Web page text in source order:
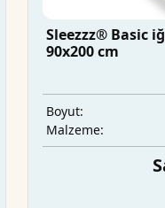
Sleezzz® Basic
90x200 cm
Boyut:
Malzeme: